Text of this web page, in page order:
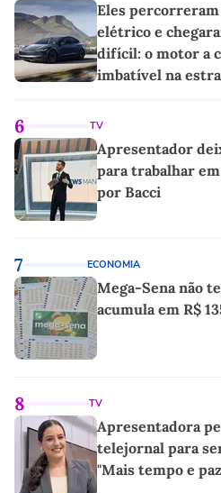
Eles
elétrico e
difícil: o motor a
imbatível na
6 TV
Apresentador
para trabalhar
por Bacci
7 ECONOMIA
Mega-Sena não
acumula em R$
8 TV
Apresentadora
telejornal para
"Mais tempo e